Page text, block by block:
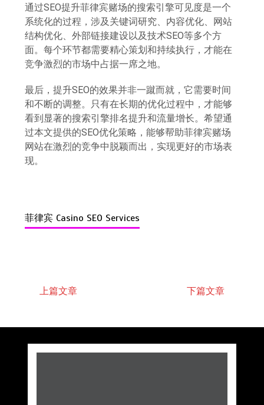
通过SEO提升菲律宾赌场的搜索引擎可见度是一个
系统化的过程，涉及关键词研究、内容优化、网站
结构优化、外部链接建设以及技术SEO等多个方
面。每个环节都需要精心策划和持续执行，才能在
竞争激烈的市场中占据一席之地。
最后，提升SEO的效果并非一蹴而就，它需要时间
和不断的调整。只有在长期的优化过程中，才能够
看到显著的搜索引擎排名提升和流量增长。希望通
过本文提供的SEO优化策略，能够帮助菲律宾赌场
网站在激烈的竞争中脱颖而出，实现更好的市场表
现。
菲律宾 Casino SEO Services
上篇文章 下篇文章